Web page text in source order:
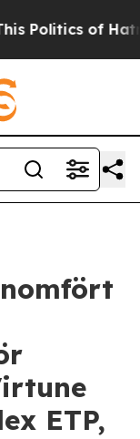
of Hatred”
ETP,